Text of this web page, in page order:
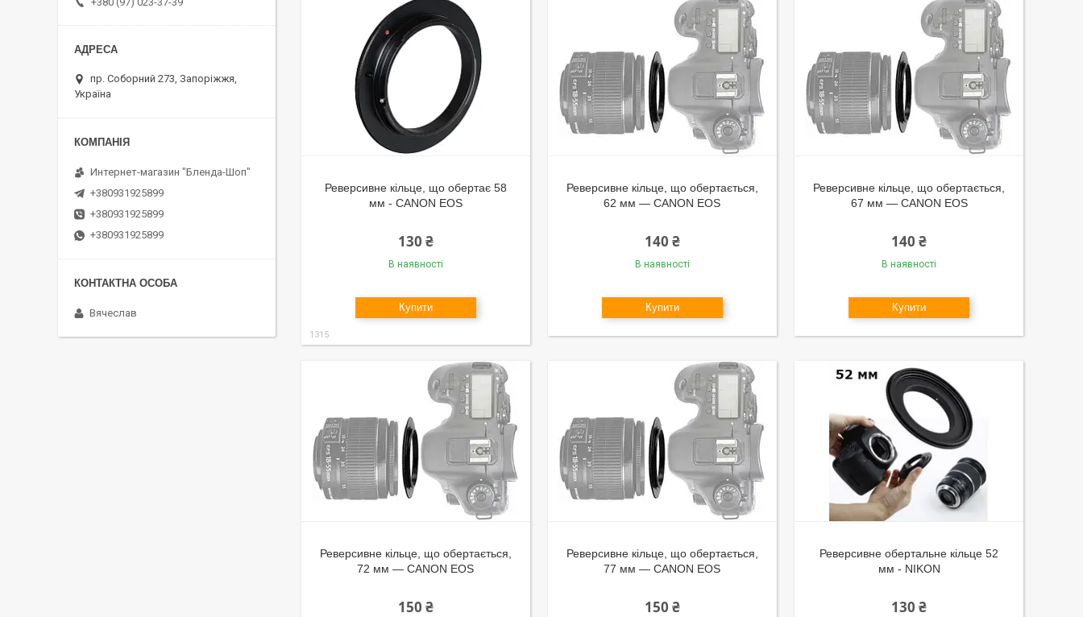
Реверсивне кільце, що обертає 58
мм - CANON EOS
130 ₴
В наявності
Купити
1315
Реверсивне кільце, що обертається,
62 мм — CANON EOS
140 ₴
В наявності
Купити
Реверсивне кільце, що обертається,
67 мм — CANON EOS
140 ₴
В наявності
Купити
Реверсивне кільце, що обертається,
72 мм — CANON EOS
150 ₴
Реверсивне кільце, що обертається,
77 мм — CANON EOS
150 ₴
Реверсивне обертальне кільце 52
мм - NIKON
130 ₴
пр. Соборний 273, Запоріжжя,
Україна
Интернет-магазин "Бленда-Шоп"
+380931925899
+380931925899
+380931925899
Вячеслав